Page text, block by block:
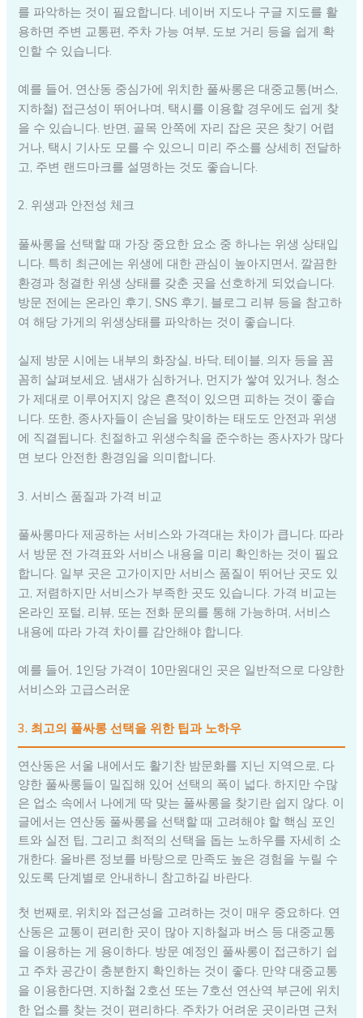
를 파악하는 것이 필요합니다. 네이버 지도나 구글 지도를 활
용하면 주변 교통편, 주차 가능 여부, 도보 거리 등을 쉽게 확
인할 수 있습니다.
예를 들어, 연산동 중심가에 위치한 풀싸롱은 대중교통(버스,
지하철) 접근성이 뛰어나며, 택시를 이용할 경우에도 쉽게 찾
을 수 있습니다. 반면, 골목 안쪽에 자리 잡은 곳은 찾기 어렵
거나, 택시 기사도 모를 수 있으니 미리 주소를 상세히 전달하
고, 주변 랜드마크를 설명하는 것도 좋습니다.
2. 위생과 안전성 체크
풀싸롱을 선택할 때 가장 중요한 요소 중 하나는 위생 상태입
니다. 특히 최근에는 위생에 대한 관심이 높아지면서, 깔끔한
환경과 청결한 위생 상태를 갖춘 곳을 선호하게 되었습니다.
방문 전에는 온라인 후기, SNS 후기, 블로그 리뷰 등을 참고하
여 해당 가게의 위생상태를 파악하는 것이 좋습니다.
실제 방문 시에는 내부의 화장실, 바닥, 테이블, 의자 등을 꼼
꼼히 살펴보세요. 냄새가 심하거나, 먼지가 쌓여 있거나, 청소
가 제대로 이루어지지 않은 흔적이 있으면 피하는 것이 좋습
니다. 또한, 종사자들이 손님을 맞이하는 태도도 안전과 위생
에 직결됩니다. 친절하고 위생수칙을 준수하는 종사자가 많다
면 보다 안전한 환경임을 의미합니다.
3. 서비스 품질과 가격 비교
풀싸롱마다 제공하는 서비스와 가격대는 차이가 큽니다. 따라
서 방문 전 가격표와 서비스 내용을 미리 확인하는 것이 필요
합니다. 일부 곳은 고가이지만 서비스 품질이 뛰어난 곳도 있
고, 저렴하지만 서비스가 부족한 곳도 있습니다. 가격 비교는
온라인 포털, 리뷰, 또는 전화 문의를 통해 가능하며, 서비스
내용에 따라 가격 차이를 감안해야 합니다.
예를 들어, 1인당 가격이 10만원대인 곳은 일반적으로 다양한
서비스와 고급스러운
3. 최고의 풀싸롱 선택을 위한 팁과 노하우
연산동은 서울 내에서도 활기찬 밤문화를 지닌 지역으로, 다
양한 풀싸롱들이 밀집해 있어 선택의 폭이 넓다. 하지만 수많
은 업소 속에서 나에게 딱 맞는 풀싸롱을 찾기란 쉽지 않다. 이
글에서는 연산동 풀싸롱을 선택할 때 고려해야 할 핵심 포인
트와 실전 팁, 그리고 최적의 선택을 돕는 노하우를 자세히 소
개한다. 올바른 정보를 바탕으로 만족도 높은 경험을 누릴 수
있도록 단계별로 안내하니 참고하길 바란다.
첫 번째로, 위치와 접근성을 고려하는 것이 매우 중요하다. 연
산동은 교통이 편리한 곳이 많아 지하철과 버스 등 대중교통
을 이용하는 게 용이하다. 방문 예정인 풀싸롱이 접근하기 쉽
고 주차 공간이 충분한지 확인하는 것이 좋다. 만약 대중교통
을 이용한다면, 지하철 2호선 또는 7호선 연산역 부근에 위치
한 업소를 찾는 것이 편리하다. 주차가 어려운 곳이라면 근처